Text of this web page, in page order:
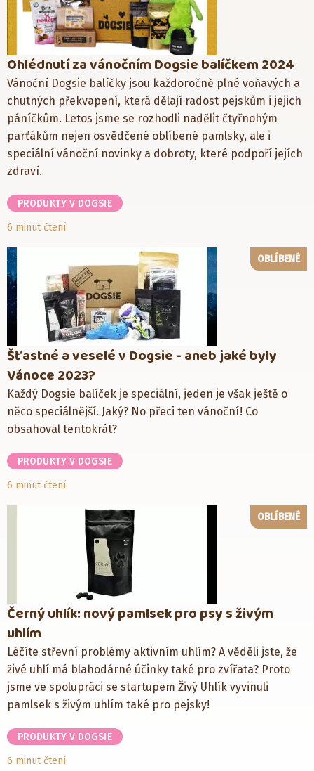
Ohlédnutí za vánočním Dogsie balíčkem 2024
Vánoční Dogsie balíčky jsou každoročně plné voňavých a
chutných překvapení, která dělají radost pejskům i jejich
páníčkům. Letos jsme se rozhodli nadělit čtyřnohým
parťákům nejen osvědčené oblíbené pamlsky, ale i
speciální vánoční novinky a dobroty, které podpoří jejích
zdraví.
PRODUKTY V DOGSIE
6 minut čtení
OBLÍBENÉ
Šťastné a veselé v Dogsie - aneb jaké byly
Vánoce 2023?
Každý Dogsie balíček je speciální, jeden je však ještě o
něco speciálnější. Jaký? No přeci ten vánoční! Co
obsahoval tentokrát?
PRODUKTY V DOGSIE
6 minut čtení
OBLÍBENÉ
Černý uhlík: nový pamlsek pro psy s živým
uhlím
Léčíte střevní problémy aktivním uhlím? A věděli jste, že
živé uhlí má blahodárné účinky také pro zvířata? Proto
jsme ve spolupráci se startupem Živý Uhlík vyvinuli
pamlsek s živým uhlím také pro pejsky!
PRODUKTY V DOGSIE
6 minut čtení